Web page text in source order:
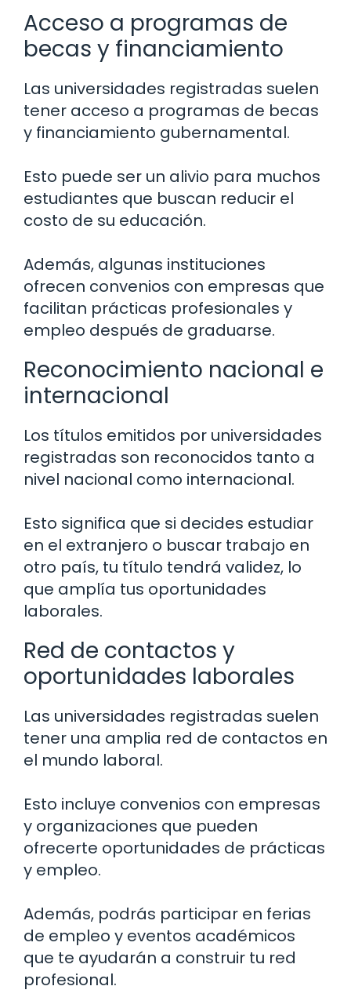
Acceso a programas de
becas y financiamiento
Las universidades registradas suelen
tener acceso a programas de becas
y financiamiento gubernamental.
Esto puede ser un alivio para muchos
estudiantes que buscan reducir el
costo de su educación.
Además, algunas instituciones
ofrecen convenios con empresas que
facilitan prácticas profesionales y
empleo después de graduarse.
Reconocimiento nacional e
internacional
Los títulos emitidos por universidades
registradas son reconocidos tanto a
nivel nacional como internacional.
Esto significa que si decides estudiar
en el extranjero o buscar trabajo en
otro país, tu título tendrá validez, lo
que amplía tus oportunidades
laborales.
Red de contactos y
oportunidades laborales
Las universidades registradas suelen
tener una amplia red de contactos en
el mundo laboral.
Esto incluye convenios con empresas
y organizaciones que pueden
ofrecerte oportunidades de prácticas
y empleo.
Además, podrás participar en ferias
de empleo y eventos académicos
que te ayudarán a construir tu red
profesional.